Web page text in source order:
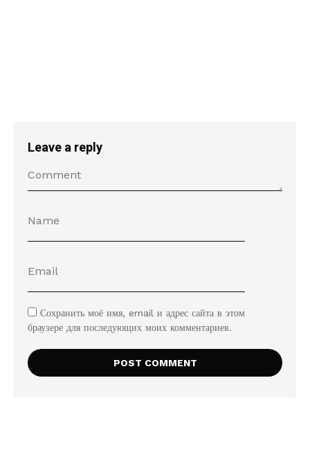
Leave a reply
Сохранить моё имя, email и адрес сайта в этом
браузере для последующих моих комментариев.